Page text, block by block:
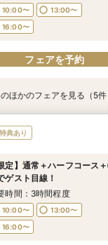
フェアを予約
フェアを予約
フェアを予約
フェアを予約
16:00〜
フェアを予約
10:00〜
13:00〜
16:00〜
フェアを予約
特典あり
場おススメ♪】来館特典無
典贈呈！
10:00〜
13:00〜
16:00〜
フェアを予約
特典あり
見学に】本番さながらの
挙式見学
10:00〜
13:00〜
16:00〜
フェアを予約
ォトPLAN】フォトウエ
11:00〜
14:00〜
17:00〜
フェアを予約
間フェア《60分で情報収
場見学×見積もり相談会
10:00〜
11:00〜
13:00〜
15:00〜
17:00〜
特典あり
事帰り】国産牛フィレ肉
るゲスト体験
10:00〜
13:00〜
16:00〜
フェアを予約
ほかのフェアを見る（5件
特典あり
定】通常＋ハーフコース
ゲスト目線！
時間：3時間程度
10:00〜
13:00〜
16:00〜